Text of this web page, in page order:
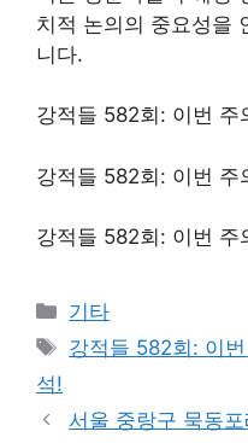
치적 논의의 중요성을
니다.
강적들 582회: 이번 주
강적들 582회: 이번 주
강적들 582회: 이번 주
Categories
기타
Tags
강적들 582회: 이
석!
서울 중랑구 묵동